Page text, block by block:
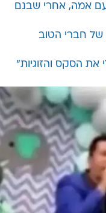
אמה, אחרי שבנם
של חברי הטוב
את הסקס והזוגיות"